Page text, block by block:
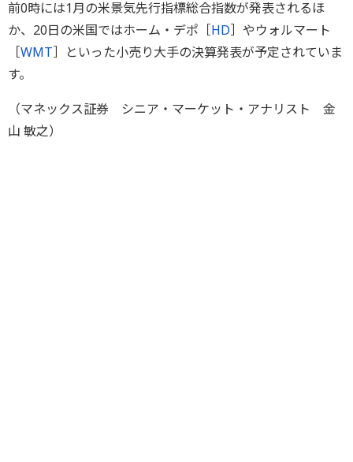
前0時には1月の米景気先行指標総合指数が発表されるほ
か、20日の米国ではホーム・デポ［HD］やウォルマート
［WMT］といった小売り大手の決算発表が予定されていま
す。
（マネックス証券 シニア・マーケット・アナリスト 金
山 敏之）